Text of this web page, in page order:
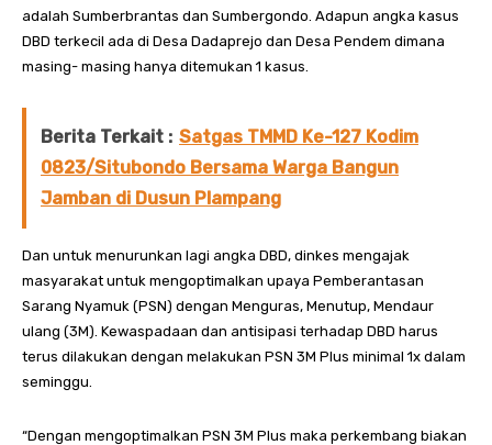
adalah Sumberbrantas dan Sumbergondo. Adapun angka kasus
DBD terkecil ada di Desa Dadaprejo dan Desa Pendem dimana
masing- masing hanya ditemukan 1 kasus.
Berita Terkait : Satgas TMMD Ke-127 Kodim
0823/Situbondo Bersama Warga Bangun
Jamban di Dusun Plampang
Dan untuk menurunkan lagi angka DBD, dinkes mengajak
masyarakat untuk mengoptimalkan upaya Pemberantasan
Sarang Nyamuk (PSN) dengan Menguras, Menutup, Mendaur
ulang (3M). Kewaspadaan dan antisipasi terhadap DBD harus
terus dilakukan dengan melakukan PSN 3M Plus minimal 1x dalam
seminggu.
“Dengan mengoptimalkan PSN 3M Plus maka perkembang biakan